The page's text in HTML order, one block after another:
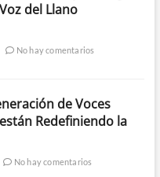
del Llano
No hay comentarios
de Voces
Redefiniendo la
No hay comentarios